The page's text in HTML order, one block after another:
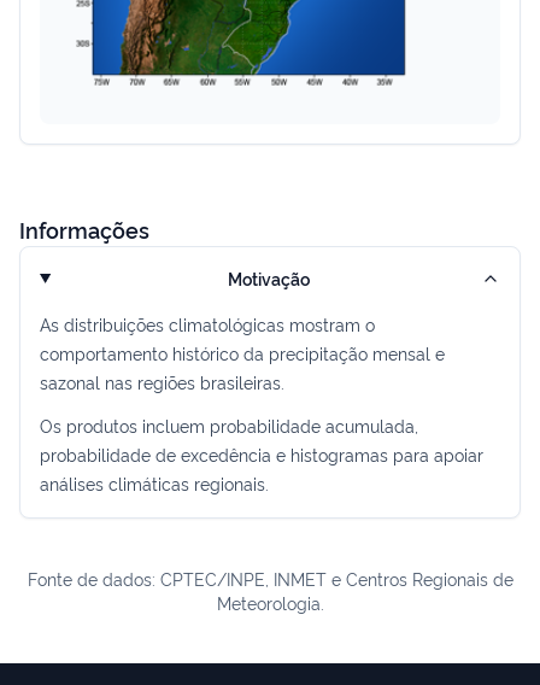
Informações
Motivação
As distribuições climatológicas mostram o
comportamento histórico da precipitação mensal e
sazonal nas regiões brasileiras.
Os produtos incluem probabilidade acumulada,
probabilidade de excedência e histogramas para apoiar
análises climáticas regionais.
Fonte de dados: CPTEC/INPE, INMET e Centros Regionais de
Meteorologia.